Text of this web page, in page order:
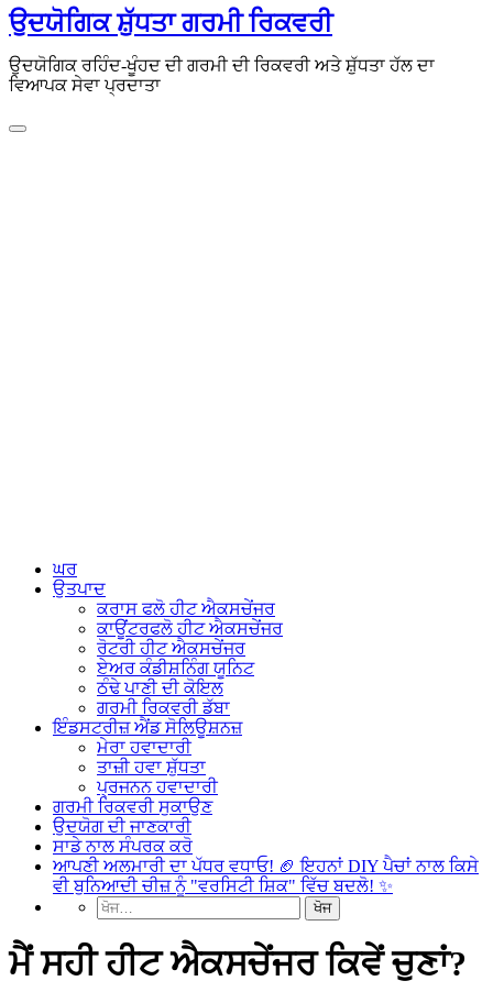
ਸਮੱਗਰੀ
'ਤੇ
ਜਾਓ
ਉਦਯੋਗਿਕ ਸ਼ੁੱਧਤਾ ਗਰਮੀ ਰਿਕਵਰੀ
ਉਦਯੋਗਿਕ ਰਹਿੰਦ-ਖੂੰਹਦ ਦੀ ਗਰਮੀ ਦੀ ਰਿਕਵਰੀ ਅਤੇ ਸ਼ੁੱਧਤਾ ਹੱਲ ਦਾ
ਵਿਆਪਕ ਸੇਵਾ ਪ੍ਰਦਾਤਾ
ਘਰ
ਉਤਪਾਦ
ਕਰਾਸ ਫਲੋ ਹੀਟ ਐਕਸਚੇਂਜਰ
ਕਾਊਂਟਰਫਲੋ ਹੀਟ ਐਕਸਚੇਂਜਰ
ਰੋਟਰੀ ਹੀਟ ਐਕਸਚੇਂਜਰ
ਏਅਰ ਕੰਡੀਸ਼ਨਿੰਗ ਯੂਨਿਟ
ਠੰਢੇ ਪਾਣੀ ਦੀ ਕੋਇਲ
ਗਰਮੀ ਰਿਕਵਰੀ ਡੱਬਾ
ਇੰਡਸਟਰੀਜ਼ ਐਂਡ ਸੋਲਿਊਸ਼ਨਜ਼
ਮੇਰਾ ਹਵਾਦਾਰੀ
ਤਾਜ਼ੀ ਹਵਾ ਸ਼ੁੱਧਤਾ
ਪ੍ਰਜਨਨ ਹਵਾਦਾਰੀ
ਗਰਮੀ ਰਿਕਵਰੀ ਸੁਕਾਉਣ
ਉਦਯੋਗ ਦੀ ਜਾਣਕਾਰੀ
ਸਾਡੇ ਨਾਲ ਸੰਪਰਕ ਕਰੋ
ਆਪਣੀ ਅਲਮਾਰੀ ਦਾ ਪੱਧਰ ਵਧਾਓ! 🏈 ਇਹਨਾਂ DIY ਪੈਚਾਂ ਨਾਲ ਕਿਸੇ
ਵੀ ਬੁਨਿਆਦੀ ਚੀਜ਼ ਨੂੰ "ਵਰਸਿਟੀ ਸ਼ਿਕ" ਵਿੱਚ ਬਦਲੋ! ✨
ਮੈਂ ਸਹੀ ਹੀਟ ਐਕਸਚੇਂਜਰ ਕਿਵੇਂ ਚੁਣਾਂ?